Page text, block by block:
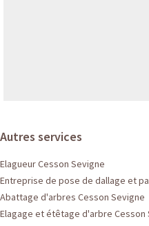
Autres services
Elagueur Cesson Sevigne
Entreprise de pose de dallage et
Abattage d'arbres Cesson Sevigne
Elagage et étêtage d'arbre Cesson